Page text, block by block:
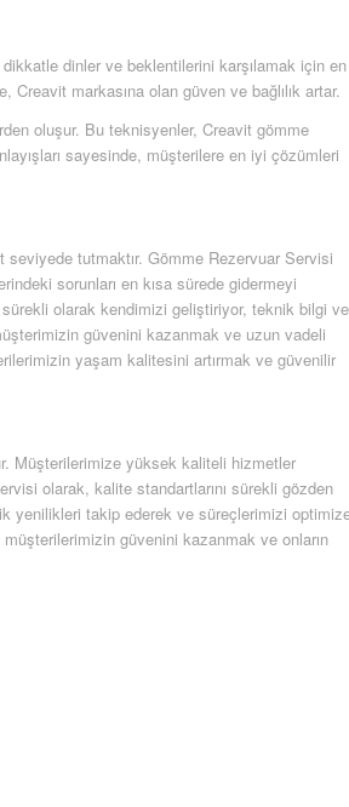
dinler ve beklentilerini karşılamak için en
Creavit markasına olan güven ve bağlılık artar.
oluşur. Bu teknisyenler, Creavit gömme
sayesinde, müşterilere en iyi çözümleri
tutmaktır. Gömme Rezervuar Servisi
sorunları en kısa sürede gidermeyi
olarak kendimizi geliştiriyor, teknik bilgi ve
güvenini kazanmak ve uzun vadeli
yaşam kalitesini artırmak ve güvenilir
Müşterilerimize yüksek kaliteli hizmetler
olarak, kalite standartlarını sürekli gözden
yenilikleri takip ederek ve süreçlerimizi
güvenini kazanmak ve onların